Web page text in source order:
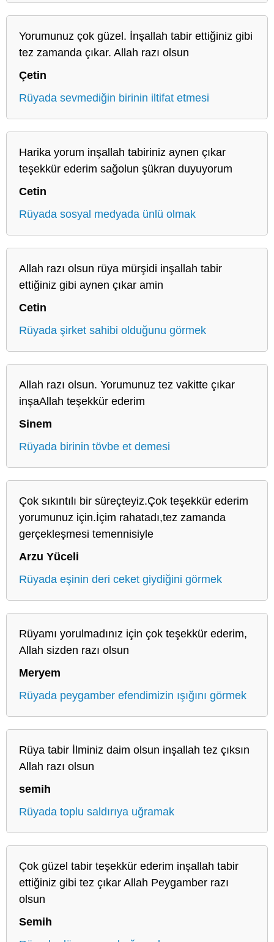
Yorumunuz çok güzel. İnşallah tabir ettiğiniz gibi
tez zamanda çıkar. Allah razı olsun
Çetin
Rüyada sevmediğin birinin iltifat etmesi
Harika yorum inşallah tabiriniz aynen çıkar
teşekkür ederim sağolun şükran duyuyorum
Cetin
Rüyada sosyal medyada ünlü olmak
Allah razı olsun rüya mürşidi inşallah tabir
ettiğiniz gibi aynen çıkar amin
Cetin
Rüyada şirket sahibi olduğunu görmek
Allah razı olsun. Yorumunuz tez vakitte çıkar
inşaAllah teşekkür ederim
Sinem
Rüyada birinin tövbe et demesi
Çok sıkıntılı bir süreçteyiz.Çok teşekkür ederim
yorumunuz için.İçim rahatadı,tez zamanda
gerçekleşmesi temennisiyle
Arzu Yüceli
Rüyada eşinin deri ceket giydiğini görmek
Rüyamı yorulmadınız için çok teşekkür ederim,
Allah sizden razı olsun
Meryem
Rüyada peygamber efendimizin ışığını görmek
Rüya tabir İlminiz daim olsun inşallah tez çıksın
Allah razı olsun
semih
Rüyada toplu saldırıya uğramak
Çok güzel tabir teşekkür ederim inşallah tabir
ettiğiniz gibi tez çıkar Allah Peygamber razı
olsun
Semih